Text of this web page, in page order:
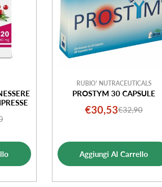
RUBIO' NUTRACEUTICALS
PROSTYM 30 CAPSULE
Prezzo
vendita
€30,53Prezzo
€32,90
Aggiungi Al Carrello